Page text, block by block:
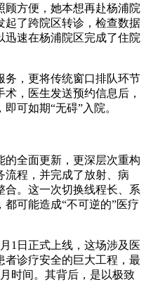
顾方便，她本想再赴杨浦院
起了跨院区转诊，检查数据
迅速在杨浦院区完成了住院
务，更将传统窗口排队环节
，医生发送预约信息后，
可如期“无碍”入院。
的全面更新，更深层次重构
流程，并完成了放射、病
合。这一次切换线程长、系
可能造成“不可逆的”医疗
1日正式上线，这场涉及医
者诊疗安全的巨大工程，最
时间。其背后，是以极致